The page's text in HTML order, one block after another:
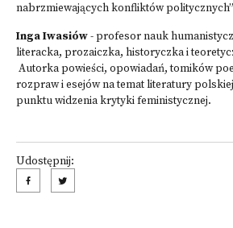
nabrzmiewających konfliktów
Inga Iwasiów- profesor nauk
literacka, prozaiczka, historyczka i
Autorka powieści, opowiadań, tomików
rozpraw i esejów na temat literatury
punktu widzenia krytyki feministycznej.
Udostępnij: